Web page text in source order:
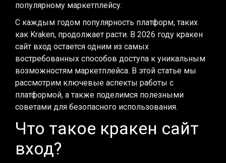
популярному маркетплейсу.
С каждым годом популярность платформ, таких
как Kraken, продолжает расти. В 2026 году кракен
сайт вход остается одним из самых
востребованных способов доступа к уникальным
возможностям маркетплейса. В этой статье мы
рассмотрим ключевые аспекты работы с
платформой, а также поделимся полезными
советами для безопасного использования.
Что такое кракен сайт
вход?